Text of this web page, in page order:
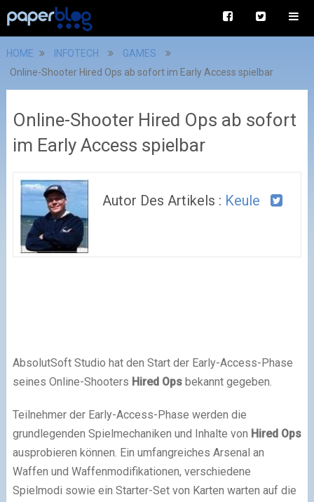
HOME INFOTECH
GAMES
Online-Shooter Hired Ops ab sofort im Early Access spielbar
Online-Shooter Hired Ops ab sofort
im Early Access spielbar
Autor Des Artikels : Keule
AbsolutSoft Studio hat den Start der Early-Access-Phase
seines Online-Shooters Hired Ops bekannt gegeben.
Teilnehmer der Early-Access-Phase werden die
grundlegenden Spielmechaniken und Inhalte von Hired Ops
ausprobieren können. Ein umfangreiches Arsenal an
Waffen und Waffenmodifikationen, verschiedene
Spielmodi sowie ein Starter-Set von Karten warten auf die